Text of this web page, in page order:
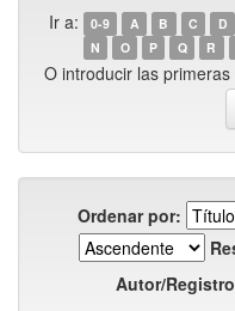
Ir a: 0-9 A B C D
N
O P Q R
O introducir las primeras
Ordenar por:
Autor/